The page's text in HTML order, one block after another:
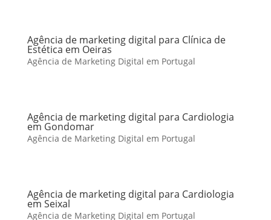
Agência de marketing digital para Clínica de
Estética em Oeiras
Agência de Marketing Digital em Portugal
Agência de marketing digital para Cardiologia
em Gondomar
Agência de Marketing Digital em Portugal
Agência de marketing digital para Cardiologia
em Seixal
Agência de Marketing Digital em Portugal